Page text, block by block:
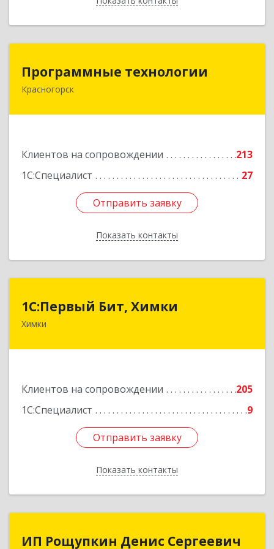
Программные технологии
Красногорск
Клиентов на сопровождении
213
1С:Специалист
27
Отправить заявку
Показать контакты
143408, Московская обл, Красногорский р-н,
Отправить заявку
Назад
1С:Первый Бит, Химки
Химки
Клиентов на сопровождении
205
1С:Специалист
9
Отправить заявку
Показать контакты
141402, Московская обл, г.о. Химки, Химки г,
Отправить заявку
Назад
ИП Рощупкин Денис Сергеевич